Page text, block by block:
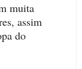
muita
assim
do